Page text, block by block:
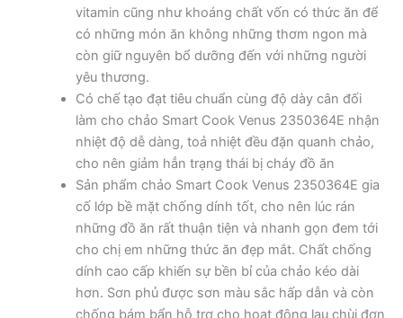
vitamin cũng như khoáng chất vốn có thức ăn để
có những món ăn không những thơm ngon mà
còn giữ nguyên bổ dưỡng đến với những người
yêu thương.
Có chế tạo đạt tiêu chuẩn cùng độ dày cân đối
làm cho chảo Smart Cook Venus 2350364E nhận
nhiệt độ dễ dàng, toả nhiệt đều đặn quanh chảo,
cho nên giảm hẳn trạng thái bị cháy đồ ăn
Sản phẩm chảo Smart Cook Venus 2350364E gia
cố lớp bề mặt chống dính tốt, cho nên lúc rán
những đồ ăn rất thuận tiện và nhanh gọn đem tới
cho chị em những thức ăn đẹp mắt. Chất chống
dính cao cấp khiến sự bền bỉ của chảo kéo dài
hơn. Sơn phủ được sơn màu sắc hấp dẫn và còn
chống bám bẩn hỗ trợ cho hoạt động lau chùi đơn